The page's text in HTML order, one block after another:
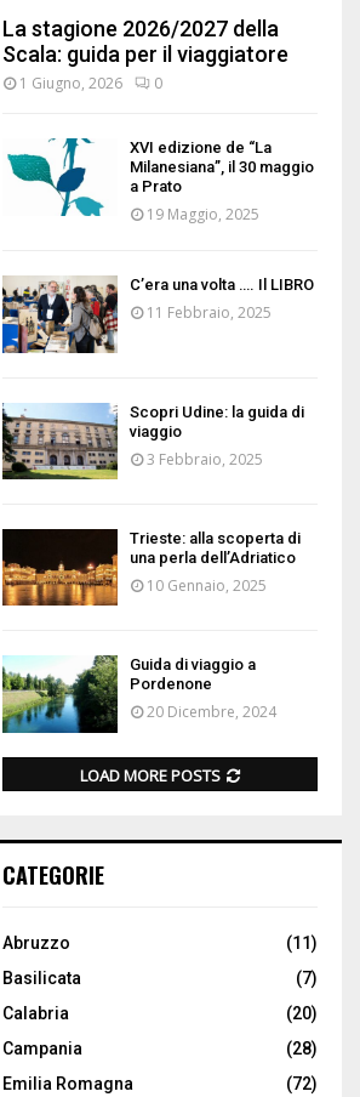
La stagione 2026/2027 della
Scala: guida per il viaggiatore
1 Giugno, 2026 0
XVI edizione de “La
Milanesiana”, il 30 maggio
a Prato
19 Maggio, 2025
C’era una volta …. Il LIBRO
11 Febbraio, 2025
Scopri Udine: la guida di
viaggio
3 Febbraio, 2025
Trieste: alla scoperta di
una perla dell’Adriatico
10 Gennaio, 2025
Guida di viaggio a
Pordenone
20 Dicembre, 2024
LOAD MORE POSTS
CATEGORIE
Abruzzo
(11)
Basilicata
(7)
Calabria
(20)
Campania
(28)
Emilia Romagna
(72)